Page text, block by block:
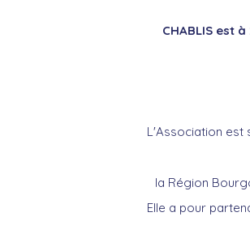
CHABLIS est à
L'Association est
la Région
Elle a pour